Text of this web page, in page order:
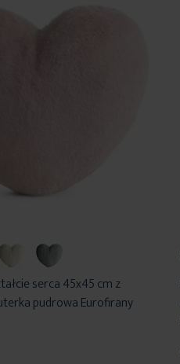
serca 45x45 cm z
pudrowa Eurofirany